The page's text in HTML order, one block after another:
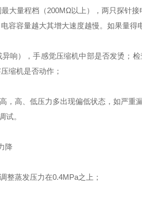
大量程档（200MΩ以上），两只探针
容容量越大其增大速度越慢。如果量
响），手感觉压缩机中部是否发烫；
缩机是否动作；
，高、低压力多出现偏低状态，如严重
试。
降
整蒸发压力在0.4MPa之上；